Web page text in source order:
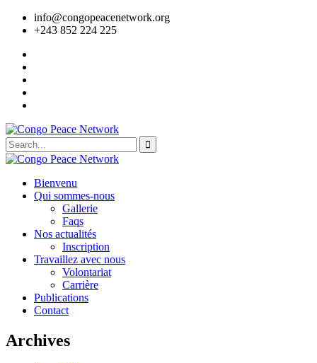
info@congopeacenetwork.org
+243 852 224 225
Bienvenu
Qui sommes-nous
Gallerie
Faqs
Nos actualités
Inscription
Travaillez avec nous
Volontariat
Carrière
Publications
Contact
Archives